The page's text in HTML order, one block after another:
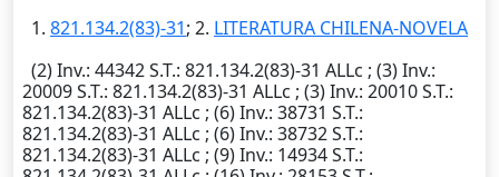
1. 821.134.2(83)-31; 2. LITERATURA CHILENA-NOVELA
(2)Inv.: 44342S.T.: 821.134.2(83)-31 ALLc ; (3)Inv.:
20009S.T.: 821.134.2(83)-31 ALLc ; (3)Inv.: 20010S.T.:
821.134.2(83)-31 ALLc ; (6)Inv.: 38731 S.T.:
821.134.2(83)-31 ALLc ; (6)Inv.: 38732S.T.:
821.134.2(83)-31 ALLc ; (9)Inv.: 14934S.T.: